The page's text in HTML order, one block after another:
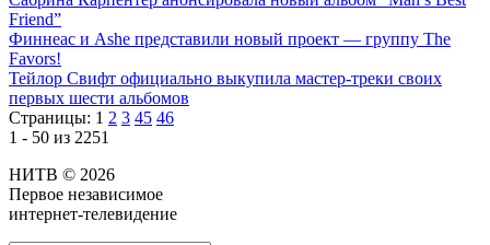
Friend”
Финнеас и Ashe представили новый проект — группу The
Favors!
Тейлор Свифт официально выкупила мастер-треки своих
первых шести альбомов
Страницы: 1 2 3 45 46
1 - 50 из 2251
НИТВ © 2026
Первое независимое
интернет-телевидение